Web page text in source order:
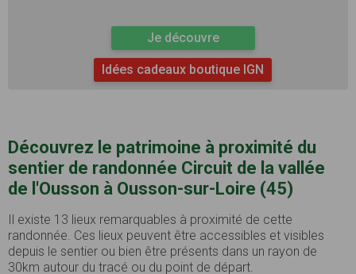
Je découvre
Idées cadeaux boutique IGN
Découvrez le patrimoine à proximité du
sentier de randonnée Circuit de la vallée
de l'Ousson à Ousson-sur-Loire (45)
Il existe 13 lieux remarquables à proximité de cette
randonnée. Ces lieux peuvent être accessibles et visibles
depuis le sentier ou bien être présents dans un rayon de
30km autour du tracé ou du point de départ.